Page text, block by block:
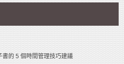
的 5 個時間管理技巧建議